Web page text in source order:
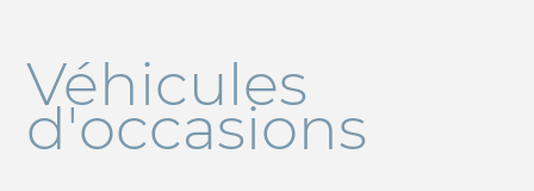
Véhicules
d'occasions